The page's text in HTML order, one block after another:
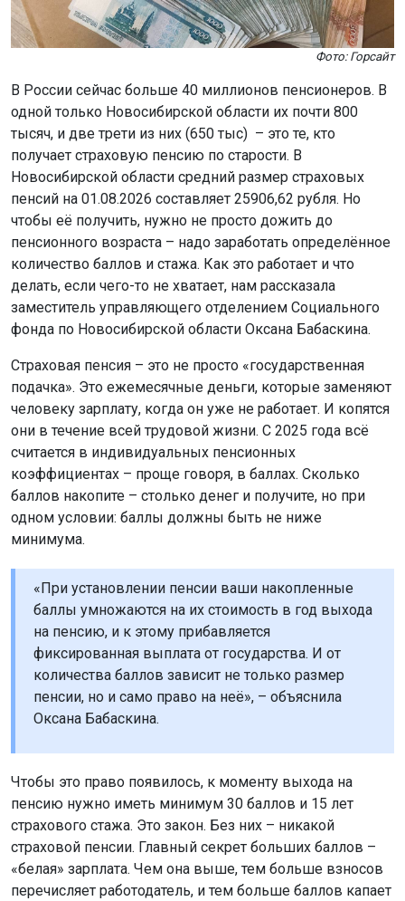
Фото: Горсайт
В России сейчас больше 40 миллионов пенсионеров. В
одной только Новосибирской области их почти 800
тысяч, и две трети из них (650 тыс) – это те, кто
получает страховую пенсию по старости. В
Новосибирской области средний размер страховых
пенсий на 01.08.2026 составляет 25906,62 рубля. Но
чтобы её получить, нужно не просто дожить до
пенсионного возраста – надо заработать определённое
количество баллов и стажа. Как это работает и что
делать, если чего-то не хватает, нам рассказала
заместитель управляющего отделением Социального
фонда по Новосибирской области Оксана Бабаскина.
Страховая пенсия – это не просто «государственная
подачка». Это ежемесячные деньги, которые заменяют
человеку зарплату, когда он уже не работает. И копятся
они в течение всей трудовой жизни. С 2025 года всё
считается в индивидуальных пенсионных
коэффициентах – проще говоря, в баллах. Сколько
баллов накопите – столько денег и получите, но при
одном условии: баллы должны быть не ниже
минимума.
«При установлении пенсии ваши накопленные
баллы умножаются на их стоимость в год выхода
на пенсию, и к этому прибавляется
фиксированная выплата от государства. И от
количества баллов зависит не только размер
пенсии, но и само право на неё», – объяснила
Оксана Бабаскина.
Чтобы это право появилось, к моменту выхода на
пенсию нужно иметь минимум 30 баллов и 15 лет
страхового стажа. Это закон. Без них – никакой
страховой пенсии. Главный секрет больших баллов –
«белая» зарплата. Чем она выше, тем больше взносов
перечисляет работодатель, и тем больше баллов капает